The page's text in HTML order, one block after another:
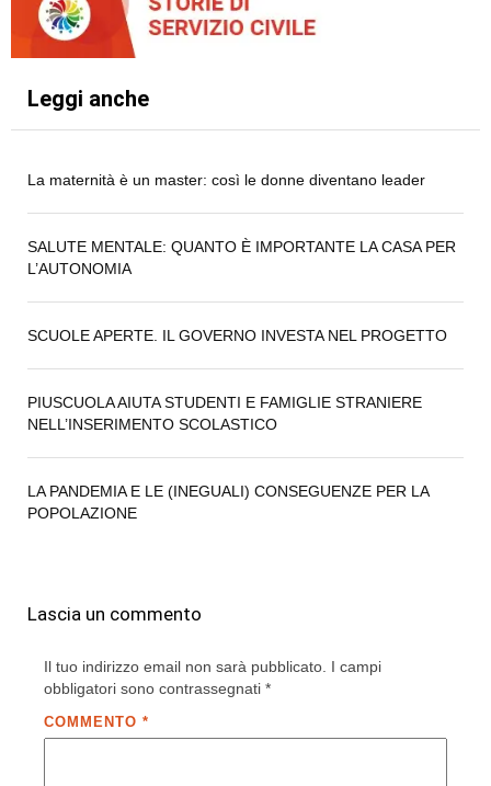
Leggi anche
La maternità è un master: così le donne diventano leader
SALUTE MENTALE: QUANTO È IMPORTANTE LA CASA PER
L’AUTONOMIA
SCUOLE APERTE. IL GOVERNO INVESTA NEL PROGETTO
PIUSCUOLA AIUTA STUDENTI E FAMIGLIE STRANIERE
NELL’INSERIMENTO SCOLASTICO
LA PANDEMIA E LE (INEGUALI) CONSEGUENZE PER LA
POPOLAZIONE
Lascia un commento
Il tuo indirizzo email non sarà pubblicato. I campi
obbligatori sono contrassegnati *
COMMENTO *